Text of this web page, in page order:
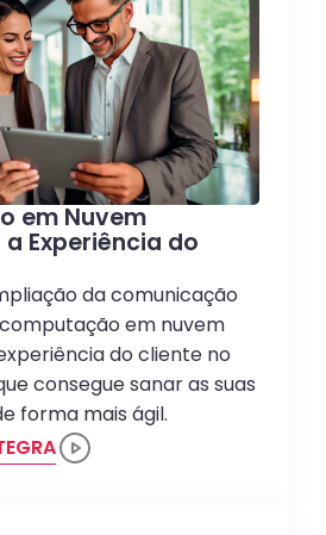
em Nuvem
Experiência do
da comunicação
em nuvem
do cliente no
consegue sanar as suas
forma mais ágil.